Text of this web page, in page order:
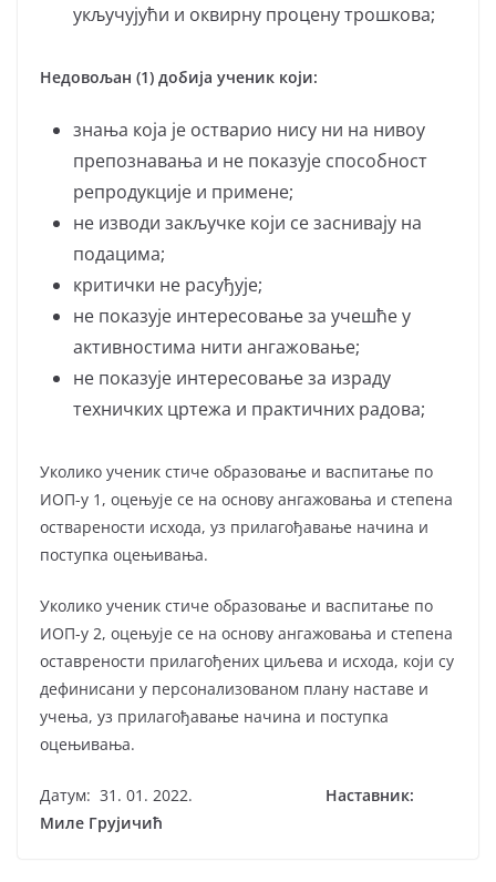
укључујући и оквирну процену трошкова;
Недовољан (1) добија ученик који:
знања која је остварио нису ни на нивоу
препознавања и не показује способност
репродукције и примене;
не изводи закључке који се заснивају на
подацима;
критички не рaсуђуje;
не показује интересовање за учешће у
активностима нити ангажовање;
не показује интересовање за израду
техничких цртежа и практичних радова;
Уколико ученик стиче образовање и васпитање по
ИОП-у 1, оцењује се на основу ангажовања и степена
остварености исхода, уз прилагођавање начина и
поступка оцењивања.
Уколико ученик стиче образовање и васпитање по
ИОП-у 2, оцењује се на основу ангажовања и степена
оставрености прилагођених циљева и исхода, који су
дефинисани у персонализованом плану наставе и
учења, уз прилагођавање начина и поступка
оцењивања.
Датум: 31. 01. 2022. Наставник:
Миле Грујичић